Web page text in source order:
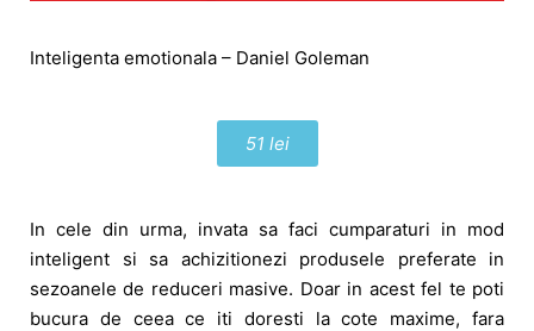
Inteligenta emotionala – Daniel Goleman
51 lei
In cele din urma, invata sa faci cumparaturi in mod
inteligent si sa achizitionezi produsele preferate in
sezoanele de reduceri masive. Doar in acest fel te poti
bucura de ceea ce iti doresti la cote maxime, fara